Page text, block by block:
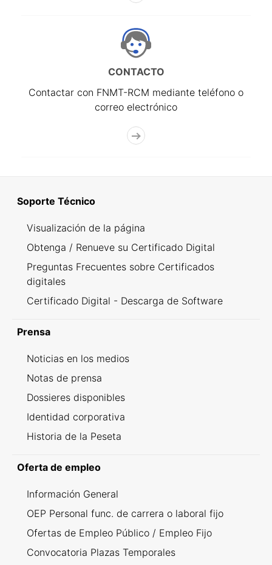
CONTACTO
Contactar con FNMT-RCM mediante teléfono o
correo electrónico
Soporte Técnico
Visualización de la página
Obtenga / Renueve su Certificado Digital
Preguntas Frecuentes sobre Certificados
digitales
Certificado Digital - Descarga de Software
Prensa
Noticias en los medios
Notas de prensa
Dossieres disponibles
Identidad corporativa
Historia de la Peseta
Oferta de empleo
Información General
OEP Personal func. de carrera o laboral fijo
Ofertas de Empleo Público / Empleo Fijo
Convocatoria Plazas Temporales